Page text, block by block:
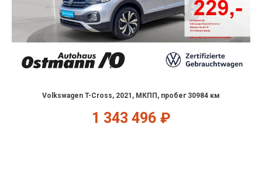
Volkswagen T-Cross, 2021, МКПП, пробег 30984 км
1 343 496 ₽